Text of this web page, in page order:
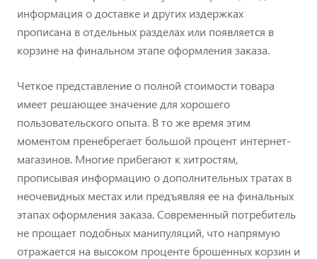
информация о доставке и других издержках
прописана в отдельных разделах или появляется в
корзине на финальном этапе оформления заказа.
Четкое представление о полной стоимости товара
имеет решающее значение для хорошего
пользовательского опыта. В то же время этим
моментом пренебрегает большой процент интернет-
магазинов. Многие прибегают к хитростям,
прописывая информацию о дополнительных тратах в
неочевидных местах или предъявляя ее на финальных
этапах оформления заказа. Современный потребитель
не прощает подобных манипуляций, что напрямую
отражается на высоком проценте брошенных корзин и